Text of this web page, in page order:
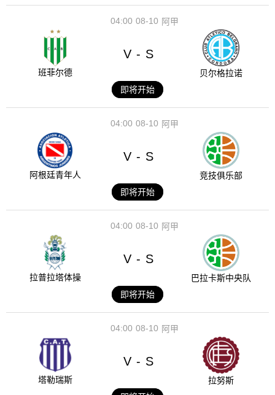
08-10
04:00 阿甲
班菲尔德
V - S
贝尔格拉诺
即将开始
08-10
04:00 阿甲
阿根廷青年人
V - S
竞技俱乐部
即将开始
08-10
04:00 阿甲
拉普拉塔体操
V - S
巴拉卡斯中央队
即将开始
08-10
04:00 阿甲
塔勒瑞斯
V - S
拉努斯